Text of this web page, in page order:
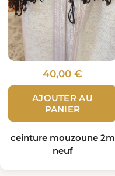
40,00 €
AJOUTER AU
PANIER
ceinture mouzoune 2m
neuf